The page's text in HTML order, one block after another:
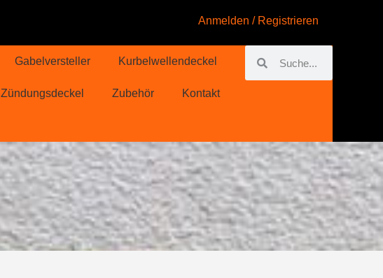
Anmelden / Registrieren
Gabelversteller Kurbelwellendeckel
Zündungsdeckel Zubehör Kontakt